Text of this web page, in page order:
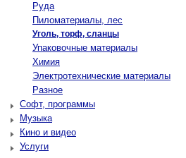
Руда
Пиломатериалы, лес
Уголь, торф, сланцы
Упаковочные материалы
Химия
Электротехнические материалы
Разное
Софт, программы
Музыка
Кино и видео
Услуги